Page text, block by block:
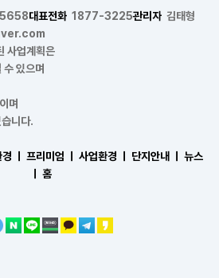
대표전화 1877-3225관리자 김태형
사업계획은
있으며
며
니다.
ㅣ 프리미엄 ㅣ 사업환경 ㅣ 단지안내 ㅣ
뉴스
홈